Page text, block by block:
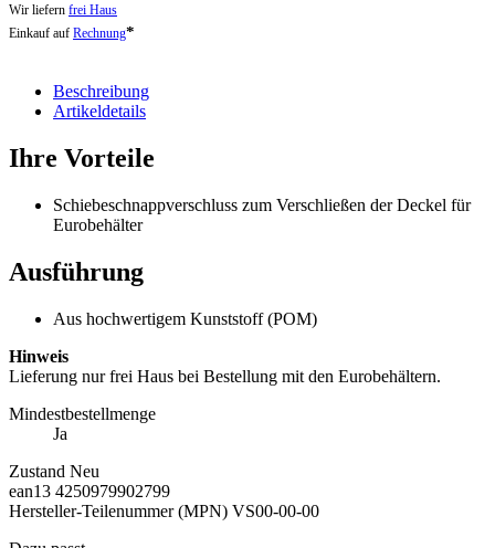
Wir liefern frei Haus
Einkauf auf Rechnung*
Beschreibung
Artikeldetails
Ihre Vorteile
Schiebeschnappverschluss zum Verschließen der Deckel für
Eurobehälter
Ausführung
Aus hochwertigem Kunststoff (POM)
Hinweis
Lieferung nur frei Haus bei Bestellung mit den Eurobehältern.
Mindestbestellmenge
Ja
Zustand Neu
ean13 4250979902799
Hersteller-Teilenummer (MPN) VS00-00-00